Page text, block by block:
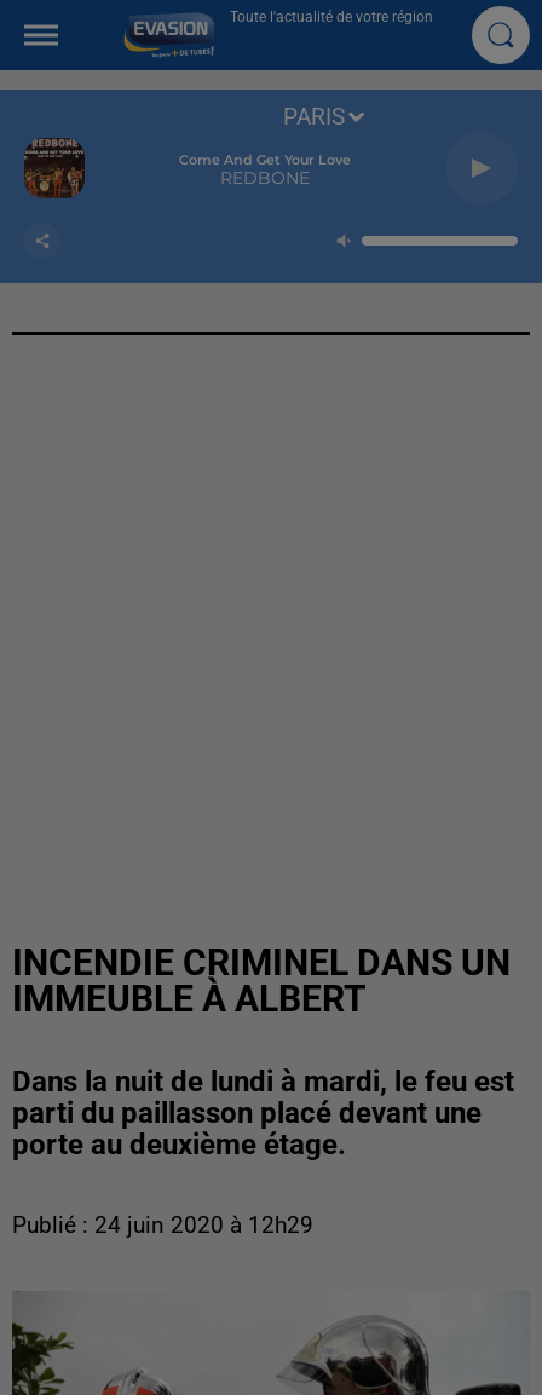
Toute l'actualité de votre région
Come And Get Your Love
REDBONE
PARIS
INCENDIE CRIMINEL DANS UN
IMMEUBLE À ALBERT
Dans la nuit de lundi à mardi, le feu est
parti du paillasson placé devant une
porte au deuxième étage.
Publié : 24 juin 2020 à 12h29